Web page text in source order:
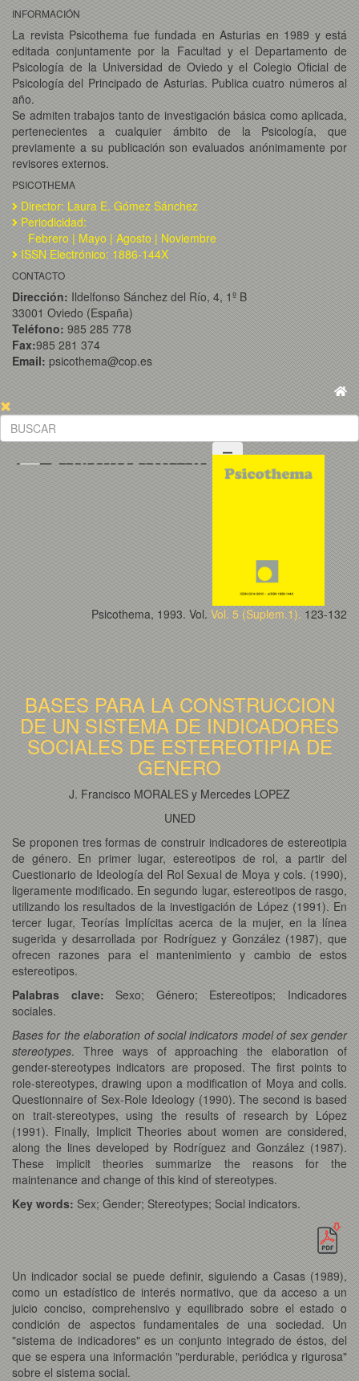
INFORMACIÓN
La revista Psicothema fue fundada en Asturias en 1989 y está
editada conjuntamente por la Facultad y el Departamento de
Psicología de la Universidad de Oviedo y el Colegio Oficial de
Psicología del Principado de Asturias. Publica cuatro números al
año.
Se admiten trabajos tanto de investigación básica como aplicada,
pertenecientes a cualquier ámbito de la Psicología, que
previamente a su publicación son evaluados anónimamente por
revisores externos.
PSICOTHEMA
Director: Laura E. Gómez Sánchez
Periodicidad:
Febrero | Mayo | Agosto | Noviembre
ISSN Electrónico: 1886-144X
CONTACTO
Dirección: Ildelfonso Sánchez del Río, 4, 1º B
33001 Oviedo (España)
Teléfono: 985 285 778
Fax:985 281 374
Email: psicothema@cop.es
Psicothema, 1993. Vol. Vol. 5 (Suplem.1). 123-132
BASES PARA LA CONSTRUCCION
DE UN SISTEMA DE INDICADORES
SOCIALES DE ESTEREOTIPIA DE
GENERO
J. Francisco MORALES y Mercedes LOPEZ
UNED
Se proponen tres formas de construir indicadores de estereotipia
de género. En primer lugar, estereotipos de rol, a partir del
Cuestionario de Ideología del Rol Sexual de Moya y cols. (1990),
ligeramente modificado. En segundo lugar, estereotipos de rasgo,
utilizando los resultados de la investigación de López (1991). En
tercer lugar, Teorías Implícitas acerca de la mujer, en la línea
sugerida y desarrollada por Rodríguez y González (1987), que
ofrecen razones para el mantenimiento y cambio de estos
estereotipos.
Palabras clave: Sexo; Género; Estereotipos; Indicadores
sociales.
Bases for the elaboration of social indicators model of sex gender
stereotypes. Three ways of approaching the elaboration of
gender-stereotypes indicators are proposed. The first points to
role-stereotypes, drawing upon a modification of Moya and colls.
Questionnaire of Sex-Role Ideology (1990). The second is based
on trait-stereotypes, using the results of research by López
(1991). Finally, Implicit Theories about women are considered,
along the lines developed by Rodríguez and González (1987).
These implicit theories summarize the reasons for the
maintenance and change of this kind of stereotypes.
Key words: Sex; Gender; Stereotypes; Social indicators.
Un indicador social se puede definir, siguiendo a Casas (1989),
como un estadístico de interés normativo, que da acceso a un
juicio conciso, comprehensivo y equilibrado sobre el estado o
condición de aspectos fundamentales de una sociedad. Un
"sistema de indicadores" es un conjunto integrado de éstos, del
que se espera una información "perdurable, periódica y rigurosa"
sobre el sistema social.